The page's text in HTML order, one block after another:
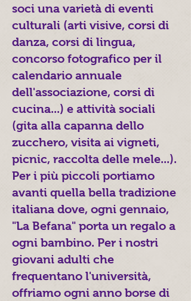
soci una varietà di eventi
culturali (arti visive, corsi di
danza, corsi di lingua,
concorso fotografico per il
calendario annuale
dell'associazione, corsi di
cucina...) e attività sociali
(gita alla capanna dello
zucchero, visita ai vigneti,
picnic, raccolta delle mele...).
Per i più piccoli portiamo
avanti quella bella tradizione
italiana dove, ogni gennaio,
"La Befana" porta un regalo a
ogni bambino. Per i nostri
giovani adulti che
frequentano l'università,
offriamo ogni anno borse di